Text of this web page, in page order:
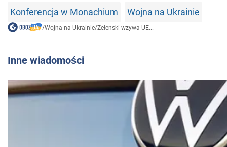
Konferencja w Monachium Wojna na Ukrainie
/Wojna na Ukrainie/Zełenski wzywa UE...
Inne wiadomości